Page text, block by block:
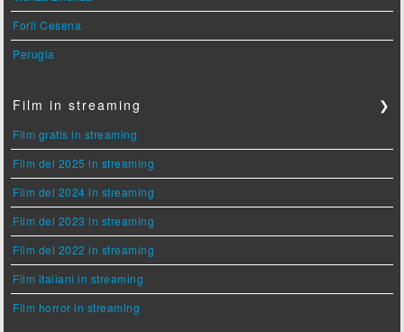
Forlì Cesena
Perugia
Film in streaming ❯
Film gratis in streaming
Film del 2025 in streaming
Film del 2024 in streaming
Film del 2023 in streaming
Film del 2022 in streaming
Film italiani in streaming
Film horror in streaming